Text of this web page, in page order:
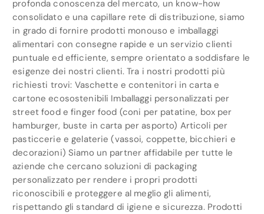
profonda conoscenza del mercato, un know-how
consolidato e una capillare rete di distribuzione, siamo
in grado di fornire prodotti monouso e imballaggi
alimentari con consegne rapide e un servizio clienti
puntuale ed efficiente, sempre orientato a soddisfare le
esigenze dei nostri clienti. Tra i nostri prodotti più
richiesti trovi: Vaschette e contenitori in carta e
cartone ecosostenibili Imballaggi personalizzati per
street food e finger food (coni per patatine, box per
hamburger, buste in carta per asporto) Articoli per
pasticcerie e gelaterie (vassoi, coppette, bicchieri e
decorazioni) Siamo un partner affidabile per tutte le
aziende che cercano soluzioni di packaging
personalizzato per rendere i propri prodotti
riconoscibili e proteggere al meglio gli alimenti,
rispettando gli standard di igiene e sicurezza. Prodotti